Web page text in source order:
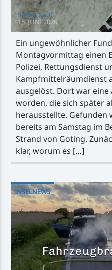
Handystream
Stefan Gaul
15. JUNI 2026
Ein ungewöhnlicher
Montagvormittag einen
Polizei, Rettungsdienst
Kampfmittelräumdienst
ausgelöst. Dort war
worden, die sich später
herausstellte. Gefunden
bereits am Samstag im
Strand von Goting.
klar, worum es […]
INSELNEWS